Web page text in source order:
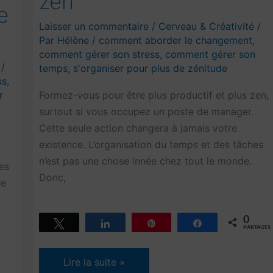
,
Laisser un commentaire / Cerveau & Créativité /
Par Hélène / comment aborder le changement,
comment gérer son stress, comment gérer son
temps, s'organiser pour plus de zénitude
Formez-vous pour être plus productif et plus zen,
surtout si vous occupez un poste de manager.
Cette seule action changera à jamais votre
existence. L’organisation du temps et des tâches
n’est pas une chose innée chez tout le monde.
Donc,
Tweetez Partagez Partagez 0
PARTAGES
Formez-
Lire la suite »